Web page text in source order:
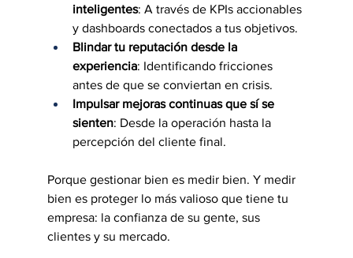
inteligentes: A través de KPIs accionables
y dashboards conectados a tus objetivos.
Blindar tu reputación desde la
experiencia: Identificando fricciones
antes de que se conviertan en crisis.
Impulsar mejoras continuas que sí se
sienten: Desde la operación hasta la
percepción del cliente final.
Porque gestionar bien es medir bien. Y medir
bien es proteger lo más valioso que tiene tu
empresa: la confianza de su gente, sus
clientes y su mercado.